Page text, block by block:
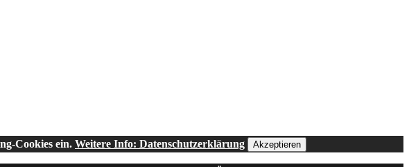
Cookies ein. Weitere Info: Datenschutzerklärung Akzeptieren